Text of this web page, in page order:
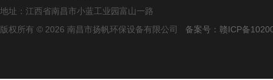
地址：江西省南昌市小蓝工业园富山一路
版权所有 © 2026 南昌市扬帆环保设备有限公司 备案号：赣ICP备